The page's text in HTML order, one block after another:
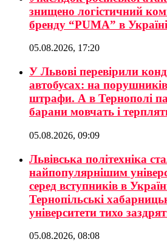
знищено логістичний
бренду “PUMA” в
05.08.2026, 17:20
У Львові перевірили
автобусах: на
штрафи. А в Тернополі
барани мовчать і
05.08.2026, 09:09
Львівська політехніка
найпопулярнішим
серед вступників в
Тернопільські
університети тихо
05.08.2026, 08:08